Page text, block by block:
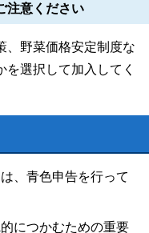
注意ください
、野菜価格安定制度な
選択して加入してく
、青色申告を行って
につかむための重要